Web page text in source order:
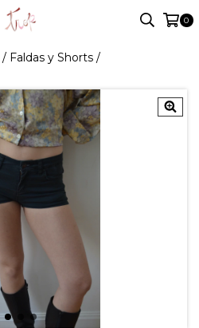
0
/ Faldas y Shorts /